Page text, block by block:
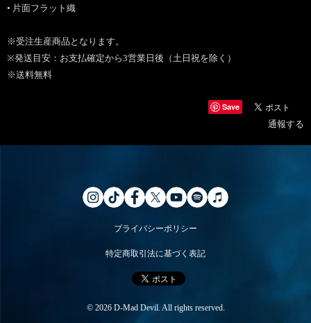
• 片面フラット織
※受注生産商品となります。
※発送目安：お支払確定から3営業日後（土日祝を除く）
※送料無料
Save
通報する
プライバシーポリシー
特定商取引法に基づく表記
© 2026 D-Mad Devil. All rights reserved.